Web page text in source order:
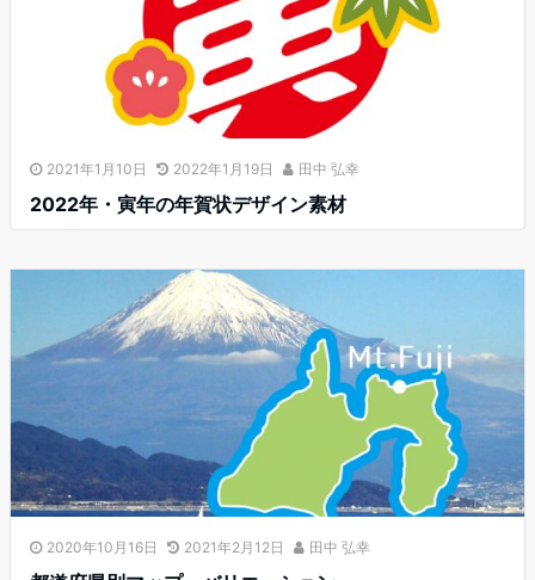
2021年1月10日 2022年1月19日 田中 弘幸
2022年・寅年の年賀状デザイン素材
2020年10月16日 2021年2月12日 田中 弘幸